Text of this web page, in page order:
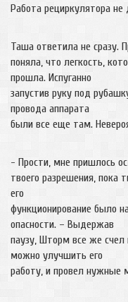
Работа рециркулятора
Таша ответила не сразу.
поняла, что легкость,
прошла. Испуганно
запустив руку под
провода аппарата
были все еще там.
- Прости, мне пришлось
твоего разрешения, пока
его
функционирование было
опасности. – Выдержав
паузу, Шторм все же
можно улучшить его
работу, и провел нужные